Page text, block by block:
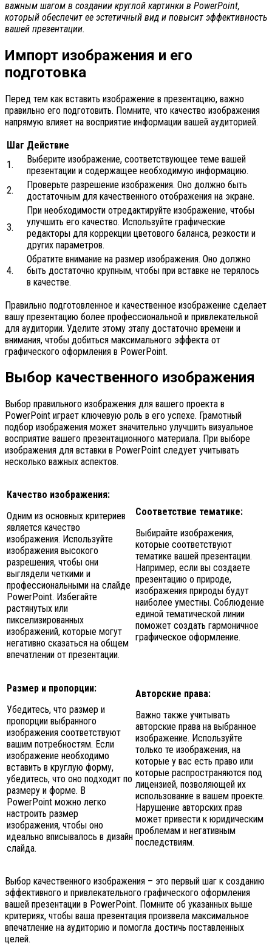
важным шагом в создании круглой картинки в PowerPoint,
который обеспечит ее эстетичный вид и повысит эффективность
вашей презентации.
Импорт изображения и его
подготовка
Перед тем как вставить изображение в презентацию, важно
правильно его подготовить. Помните, что качество изображения
напрямую влияет на восприятие информации вашей аудиторией.
Шаг Действие
1.
Выберите изображение, соответствующее теме вашей
презентации и содержащее необходимую информацию.
2.
Проверьте разрешение изображения. Оно должно быть
достаточным для качественного отображения на экране.
3.
При необходимости отредактируйте изображение, чтобы
улучшить его качество. Используйте графические
редакторы для коррекции цветового баланса, резкости и
других параметров.
4.
Обратите внимание на размер изображения. Оно должно
быть достаточно крупным, чтобы при вставке не терялось
в качестве.
Правильно подготовленное и качественное изображение сделает
вашу презентацию более профессиональной и привлекательной
для аудитории. Уделите этому этапу достаточно времени и
внимания, чтобы добиться максимального эффекта от
графического оформления в PowerPoint.
Выбор качественного изображения
Выбор правильного изображения для вашего проекта в
PowerPoint играет ключевую роль в его успехе. Грамотный
подбор изображения может значительно улучшить визуальное
восприятие вашего презентационного материала. При выборе
изображения для вставки в PowerPoint следует учитывать
несколько важных аспектов.
Качество изображения:
Одним из основных критериев
является качество
изображения. Используйте
изображения высокого
разрешения, чтобы они
выглядели четкими и
профессиональными на слайде
PowerPoint. Избегайте
растянутых или
пикселизированных
изображений, которые могут
негативно сказаться на общем
впечатлении от презентации.
Соответствие тематике:
Выбирайте изображения,
которые соответствуют
тематике вашей презентации.
Например, если вы создаете
презентацию о природе,
изображения природы будут
наиболее уместны. Соблюдение
единой тематической линии
поможет создать гармоничное
графическое оформление.
Размер и пропорции:
Убедитесь, что размер и
пропорции выбранного
изображения соответствуют
вашим потребностям. Если
изображение необходимо
вставить в круглую форму,
убедитесь, что оно подходит по
размеру и форме. В
PowerPoint можно легко
настроить размер
изображения, чтобы оно
идеально вписывалось в дизайн
слайда.
Авторские права:
Важно также учитывать
авторские права на выбранное
изображение. Используйте
только те изображения, на
которые у вас есть право или
которые распространяются под
лицензией, позволяющей их
использование в вашем проекте.
Нарушение авторских прав
может привести к юридическим
проблемам и негативным
последствиям.
Выбор качественного изображения – это первый шаг к созданию
эффективного и привлекательного графического оформления
вашей презентации в PowerPoint. Помните об указанных выше
критериях, чтобы ваша презентация произвела максимальное
впечатление на аудиторию и помогла достичь поставленных
целей.